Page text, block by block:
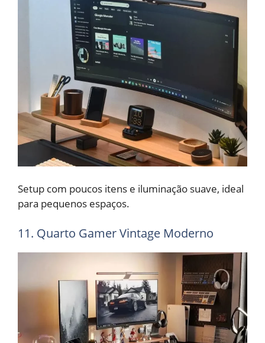
Setup com poucos itens e iluminação suave, ideal
para pequenos espaços.
11. Quarto Gamer Vintage Moderno